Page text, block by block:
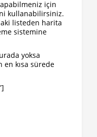
için
kullanabilirsiniz.
listeden harita
sistemine
yoksa
kısa sürede